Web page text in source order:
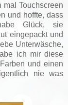
mal Touchscreen
und hoffte, dass
Glück, sie
eingepackt und
Unterwäsche,
ich mir diese
und einen
nie was